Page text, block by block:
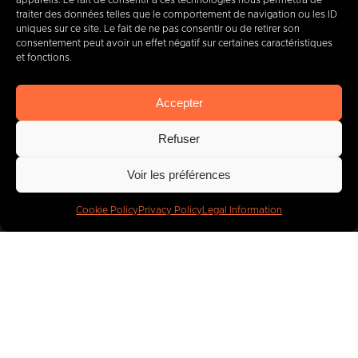
traiter des données telles que le comportement de navigation ou les ID
uniques sur ce site. Le fait de ne pas consentir ou de retirer son
consentement peut avoir un effet négatif sur certaines caractéristiques
et fonctions.
Accepter
Refuser
Voir les préférences
Cookie PolicyPrivacy Policy Legal Information
+32 (0) 65 39 95 70
companies.